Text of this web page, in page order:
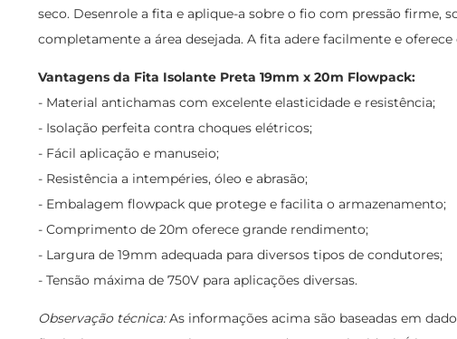
seco. Desenrole a fita e aplique-a sobre o fio com pressão
completamente a área desejada. A fita adere facilmente e
Vantagens da Fita Isolante Preta 19mm x 20m Flowpack:
- Material antichamas com excelente elasticidade e resistência;
- Isolação perfeita contra choques elétricos;
- Fácil aplicação e manuseio;
- Resistência a intempéries, óleo e abrasão;
- Embalagem flowpack que protege e facilita o armazenamento;
- Comprimento de 20m oferece grande rendimento;
- Largura de 19mm adequada para diversos tipos de condutores;
- Tensão máxima de 750V para aplicações diversas.
Observação técnica:As informações acima são baseadas em